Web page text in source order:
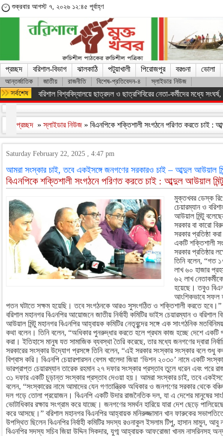
শুক্রবার আগস্ট ৭, ২০২৬ ১২:৪৫ পূর্বাহ্ণ
প্রচ্ছদ বরিশাল-বিভাগ ঝালকাঠি পটুয়াখালী পিরোজপুর বরগুনা ভোলা
আন্তর্জাতিক জাতীয় রাজনীতি বিশেষ-প্রতিবেদন-৪ স্লাইডার নিউজ
বরিশাল বিশ্ববিদ্যালয়ে ছাত্রদল ও ছাত্রশিবিরের নেতা-কর্মীদের মধ্যে সংঘর্ষ,
প্রচ্ছদ »স্লাইডার নিউজ » বিএনপিকে শক্তিশালী সংগঠনে পরিণত করতে চাই :
Saturday February 22, 2025 , 4:47 pm
আমরা সংস্কার চাই, তবে একইসঙ্গে জনগণের সরকারও চাই – আব্দুল আউয়াল
বিএনপিকে শক্তিশালী সংগঠনে পরিণত করতে চাই : আব্দুল আউয়াল মিন্টু
মুক্তখবর ডেস্ক
চেয়ারম্যান ও
আউয়াল মিন্টু
সরকার বা কারো
সরকার প্রতিষ্ঠা
একটি শক্তিশালী
সরকার প্রতিষ্ঠার
তিনি বলেন, “গত
লাখ ৬০ হাজার
৬২ লাখ
হয়েছে। তবুও
আংশিকভাবে সফল
পতন ঘটাতে সক্ষম হয়েছি। তবে সংগঠনকে আরও সুসংগঠিত ও শক্তিশালী করতে হবে।”
বরিশাল মহানগর বিএনপির আয়োজনে জাতীয় নির্বাহী কমিটির ভাইস চেয়ারম্যান ও বরিশাল
আউয়াল মিন্টু মহানগর বিএনপির আহ্বায়ক কমিটির নেতৃবৃন্দের সঙ্গে এক সাংগঠনিক
কথা বলেন। তিনি বলেন, “অধিকার পুনরুদ্ধার করতে হলে প্রথম কাজ হচ্ছে দেশে একটি
করা। ইতিহাসে মানুষ যত সামাজিক ব্যবস্থা তৈরি করেছে, তার মধ্যে জনগণের দ্বারা
সরকারের সংস্কার উদ্যোগ প্রসঙ্গে তিনি বলেন, “এই সরকার সংস্কার সংস্কার বলে শুধু
বিশ্বাস করি। বিএনপি চেয়ারপারসন বেগম খালেদা জিয়া ‘ভিশন ২০৩০’ নামে একটি
ভারপ্রাপ্ত চেয়ারম্যান তারেক রহমান ২৭ দফার সংস্কার প্রস্তাব তুলে ধরেন এবং পরে
৩১ দফার একটি চূড়ান্ত সংস্কার প্রস্তাব দেওয়া হয়। আমরা সংস্কার চাই, তবে
বলেন, “সংস্কারের নামে আমাদের যেন গণতান্ত্রিক অধিকার ও জনগণের সরকার থেকে
দল গড়ে তোলা প্রয়োজন। বিএনপি একটি উদার রাজনৈতিক দল, যা এ দেশের মানুষের
ভোটাধিকার রক্ষায় সংগ্রাম করে যাচ্ছে। জনগণের সমর্থন হারিয়ে যারা দেশ ছেড়ে
করে আসছে।” বরিশাল মহানগর বিএনপির আহ্বায়ক মনিরুজ্জামান খান ফারুকের
উপস্থিত ছিলেন বিএনপির নির্বাহী কমিটির সদস্য রওনাকুল ইসলাম টিপু, হাসান মামুন, আবু
বিএনপির সদস্য সচিব জিয়া উদ্দিন সিকদার, যুগ্ম আহ্বায়ক আফরোজা খানম নাসরিনসহ